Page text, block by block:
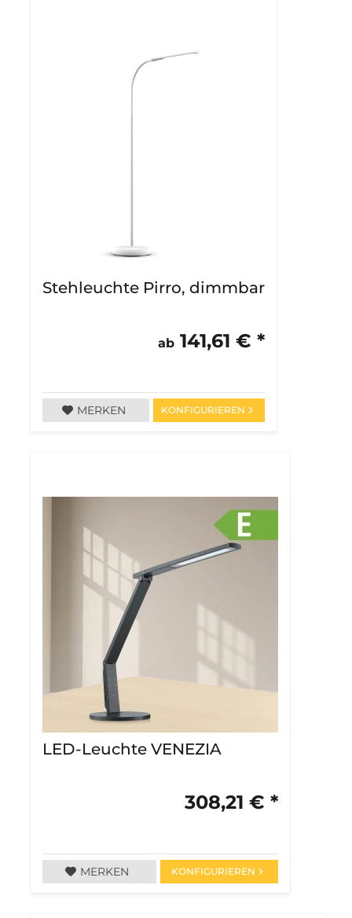
Stehleuchte Pirro, dimmbar
ab141,61 € *
MERKEN KONFIGURIEREN
LED-Leuchte VENEZIA
308,21 € *
MERKEN KONFIGURIEREN